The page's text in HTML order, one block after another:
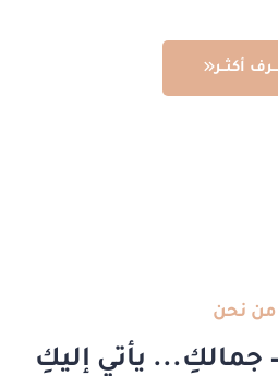
أكثــر
من نحن
– جمالكِ... يأتي إليكِ